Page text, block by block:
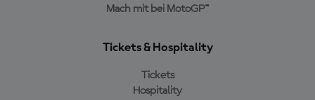
Mach mit bei MotoGP™
Tickets & Hospitality
Tickets
Hospitality